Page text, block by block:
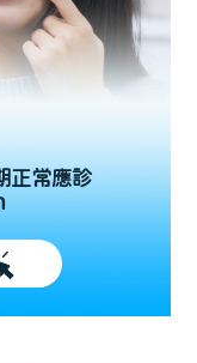
正常應診